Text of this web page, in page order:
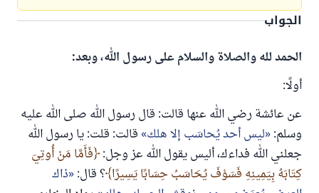
الجواب
الحمد لله والصلاة والسلام على رسول الله، وبعد:
أولًا:
عن عائشة رضي الله عنها قالت: قال رسول الله صلى الله عليه
وسلم: ليس أحد يُحاسَب إلا هلك قالت: قلت: يا رسول الله
جعلني الله فداءك، أليس يقول الله عز وجل: فَأَمَّا مَنْ أُوتِيَ
كِتَابَهُ بِيَمِينِهِ فَسَوْفَ يُحَاسَبُ حِسَابًا يَسِيرًا ؟ قال: ذاك